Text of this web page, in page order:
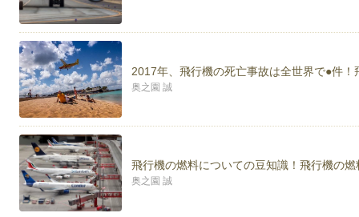
2017年、飛行機の死亡事故は全世界で●件
奥之園 誠
飛行機の燃料についての豆知識！飛行機の
奥之園 誠